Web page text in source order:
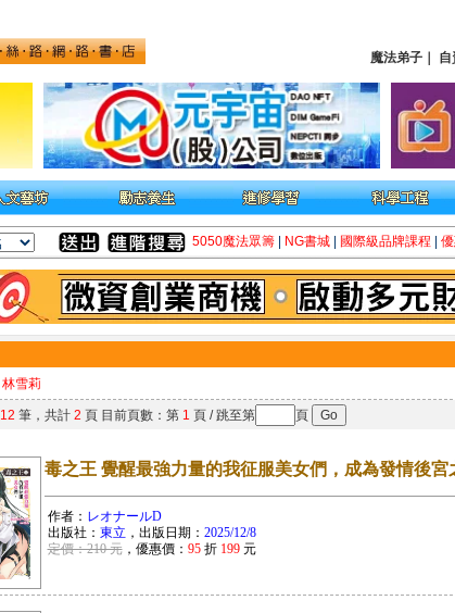
魔法弟子 自
5050魔法眾籌 NG書城 國際級品牌課程
林雪莉
12 筆，共計 2 頁 目前頁數：第 1 頁 / 跳至第 頁
毒之王 覺醒最強力量的我征服美女們，成為發情後宮
作者： レオナールD
出版社： 東立 ，出版日期： 2025/12/8
定價：210 元，優惠價： 95折 199元